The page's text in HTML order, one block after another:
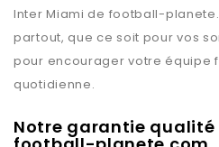
Inter Miami de football-
partout, que ce soit pour vos
pour encourager votre équipe
quotidienne.
Notre garantie qualité